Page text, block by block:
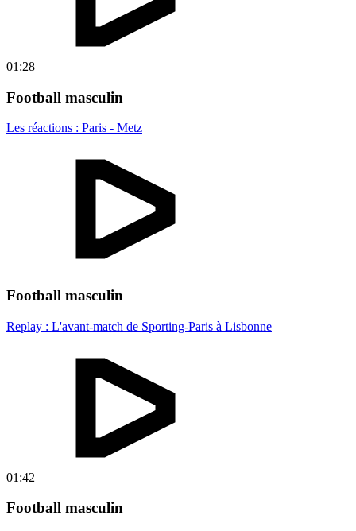
01:28
Football masculin
Les réactions : Paris - Metz
Football masculin
Replay : L'avant-match de Sporting-Paris à Lisbonne
01:42
Football masculin